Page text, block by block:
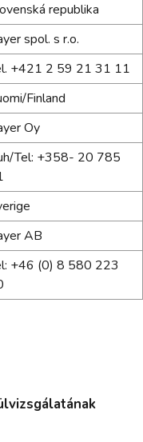
republika
spol. s r.o.
+421 2 59 21 31 11
Finland
Oy
Tel: +358- 20 785
AB
+46 (0) 8 580 223